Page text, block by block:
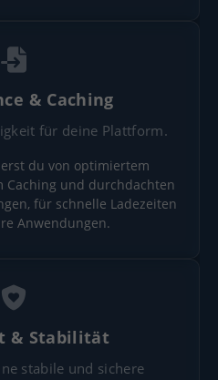
& Caching
für deine Plattform.
du von optimiertem
Caching und durchdachten
für schnelle Ladezeiten
Anwendungen.
& Stabilität
stabile und sichere